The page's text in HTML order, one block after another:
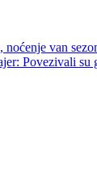
van
Povezivali su